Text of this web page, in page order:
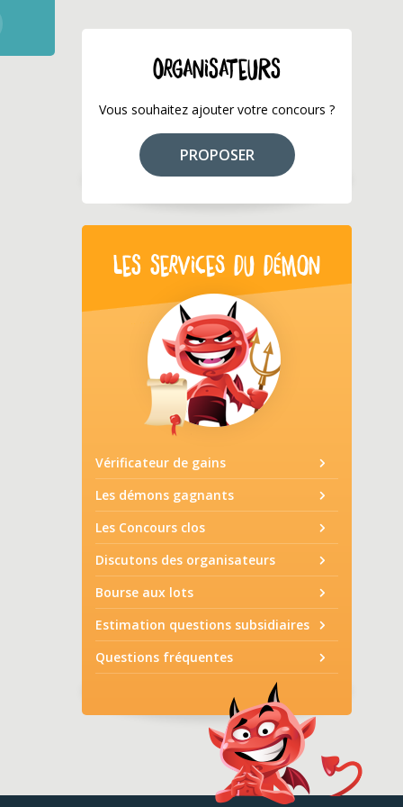
ORGANISATEURS
Vous souhaitez ajouter votre concours ?
PROPOSER
LES SERVICES DU DÉMON
Vérificateur de gains
Les démons gagnants
Les Concours clos
Discutons des organisateurs
Bourse aux lots
Estimation questions subsidiaires
Questions fréquentes